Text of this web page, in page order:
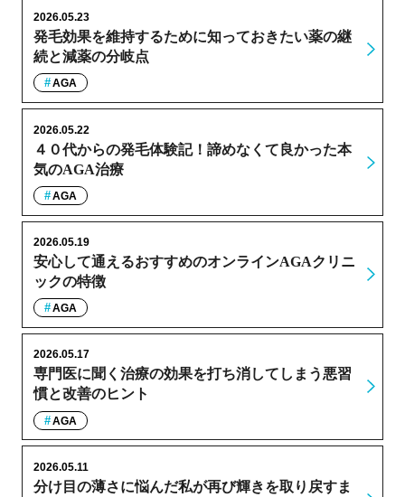
発毛効果を維持するために知っておきたい薬の継
続と減薬の分岐点
2026.05.23
AGA
４０代からの発毛体験記！諦めなくて良かった本
気のAGA治療
2026.05.22
AGA
安心して通えるおすすめのオンラインAGAクリニ
ックの特徴
2026.05.19
AGA
専門医に聞く治療の効果を打ち消してしまう悪習
慣と改善のヒント
2026.05.17
AGA
分け目の薄さに悩んだ私が再び輝きを取り戻すま
2026.05.11